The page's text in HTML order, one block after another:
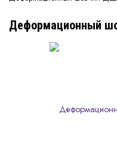
Деформационный